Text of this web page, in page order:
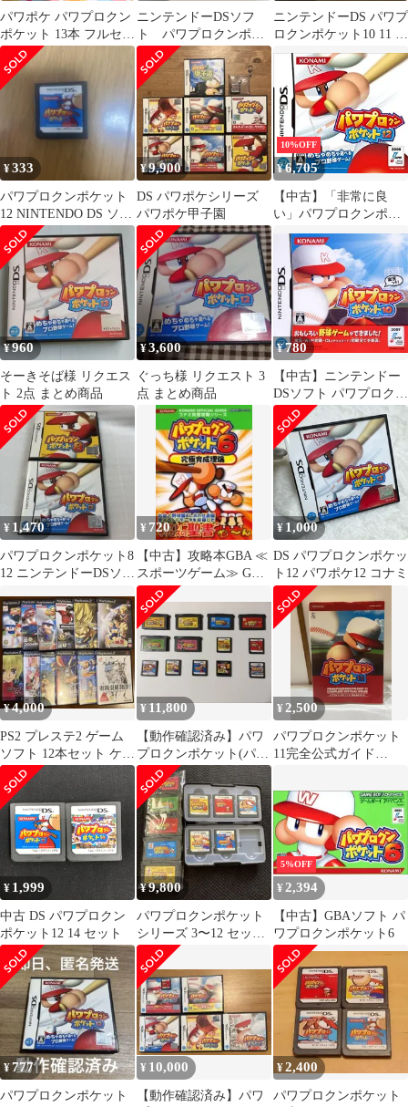
パワポケ パワプロクン
ポケット 13本 フルセッ
ト 動作確認済 動作不良
対応あり
ニンテンドーDSソフ
ト パワプロクンポケ
ット12(パワポケ12)
ニンテンドーDS パワプ
ロクンポケット10 11 12
セット
¥333
パワプロクンポケット
12 NINTENDO DS ソフ
ト
¥9,900
DS パワポケシリーズ
パワポケ甲子園
10%OFF
¥6,705
【中古】「非常に良
い」パワプロクンポケ
ット12
¥960
そーきそば様 リクエス
ト 2点 まとめ商品
¥3,600
ぐっち様 リクエスト 3
点 まとめ商品
¥780
【中古】ニンテンドー
DSソフト パワプロクン
ポケット10
¥ 1,470
パワプロクンポケット8
12 ニンテンドーDSソフ
¥ 720
【中古】攻略本GBA ≪
スポーツゲーム≫ GBA
パワプロクンポケット6
究極育成理論
¥ 1,000
DS パワプロクンポケッ
ト12 パワポケ12 コナミ
¥4,000
PS2 プレステ2 ゲーム
ソフト 12本セット ケー
スのみ3本 メモリーカ
ード
¥11,800
【動作確認済み】パワ
プロクンポケット(パワ
ポケ) 1-14コンプリート
セット
¥ 2,500
パワプロクンポケット
11完全公式ガイド
BOOKS) コナミデジタ
ルエンタテインメント
¥ 1,999
中古 DS パワプロクン
ポケット12 14 セット
¥9,800
パワプロクンポケット
シリーズ 3〜12 セット
販売
5%OFF
¥ 2,394
【中古】GBAソフト パ
ワプロクンポケット6
¥777
パワプロクンポケット
¥ 10,000
【動作確認済み】パワ
¥2,400
パワプロクンポケット